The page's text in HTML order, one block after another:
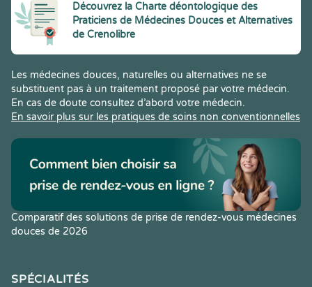
Découvrez la Charte déontologique des
Praticiens de Médecines Douces et Alternatives
de Crenolibre
Les médecines douces, naturelles ou alternatives ne se
substituent pas à un traitement proposé par votre médecin.
En cas de doute consultez d’abord votre médecin.
En savoir plus sur les pratiques de soins non conventionnelles
Comparatif des solutions de prise de rendez-vous médecines
douces de 2026
SPÉCIALITÉS